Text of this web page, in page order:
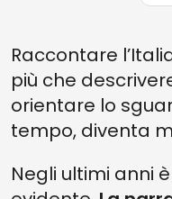
Raccontare
più che
orientare lo
tempo, diventa
Negli ultimi anni